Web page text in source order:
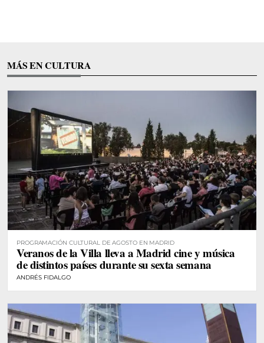
MÁS EN CULTURA
PROGRAMACIÓN CULTURAL DE AGOSTO EN MADRID
Veranos de la Villa lleva a Madrid cine y música
de distintos países durante su sexta semana
ANDRÉS FIDALGO